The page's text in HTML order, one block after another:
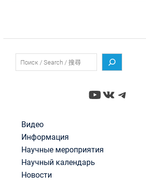
YouTube
Видео
Информация
Научные мероприятия
Научный календарь
Новости